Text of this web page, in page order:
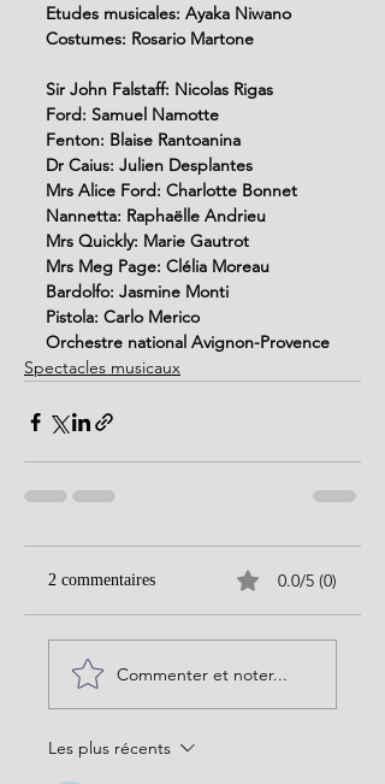
Etudes musicales: Ayaka Niwano
Costumes: Rosario Martone
Sir John Falstaff: Nicolas Rigas
Ford: Samuel Namotte
Fenton: Blaise Rantoanina
Dr Caius: Julien Desplantes
Mrs Alice Ford: Charlotte Bonnet
Nannetta: Raphaëlle Andrieu
Mrs Quickly: Marie Gautrot
Mrs Meg Page: Clélia Moreau
Bardolfo: Jasmine Monti
Pistola: Carlo Merico
Orchestre national Avignon-Provence
Spectacles musicaux
2 commentaires 0.0/5 (0)
Commenter et noter...
Les plus récents